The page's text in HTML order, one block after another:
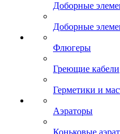
Доборные
Доборные
Флюгеры
Греющие кабели
Герметики и
Аэраторы
Коньковые